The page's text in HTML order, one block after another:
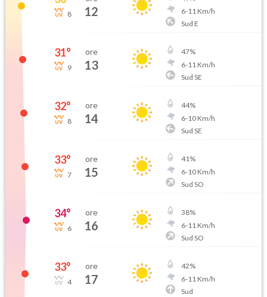
8 12
6-11 Km/h
Sud E
31°
9
ore
13
47%
6-11 Km/h
Sud SE
32°
8
ore
14
44%
6-10Km/h
Sud SE
33°
7
ore
15
41%
6-10Km/h
Sud SO
34°
6
ore
16
38%
6-11 Km/h
Sud SO
33°
4
ore
17
42%
6-11 Km/h
Sud